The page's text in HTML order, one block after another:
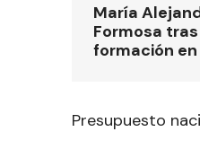
María
Formosa
formación
Presupuesto